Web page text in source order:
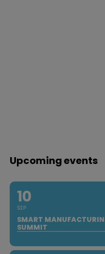
Upcoming events
10
SEP
SMART
SUMMIT